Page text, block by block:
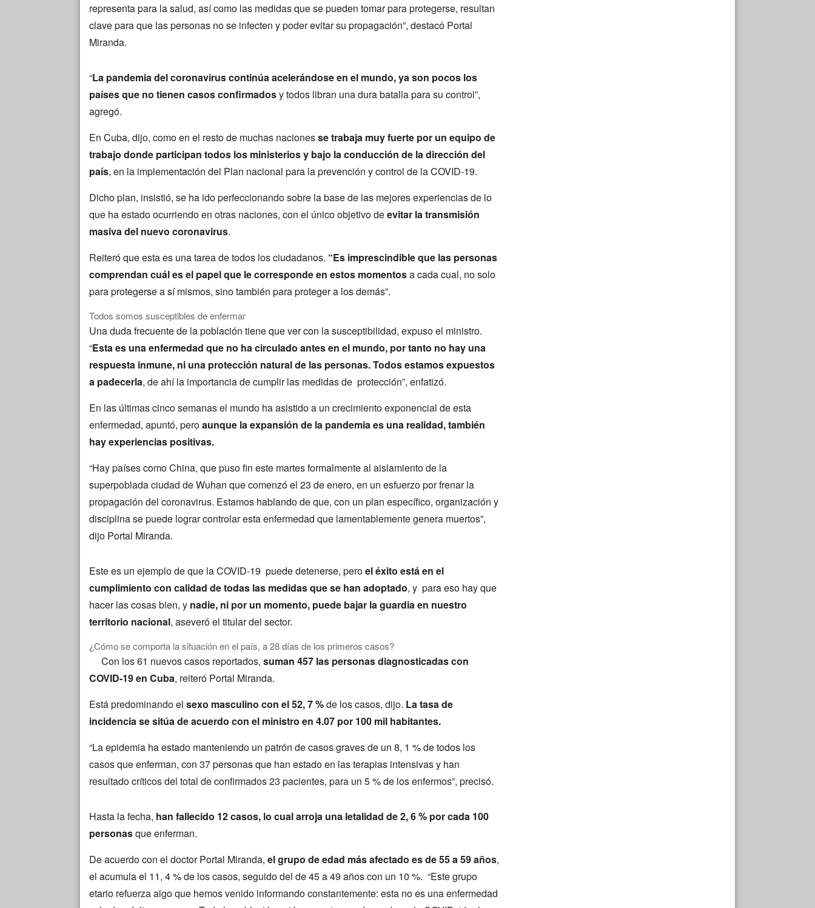
representa para la salud, así como las medidas que se pueden tomar para protegerse, resultan
clave para que las personas no se infecten y poder evitar su propagación”, destacó Portal
Miranda.
“La pandemia del coronavirus continúa acelerándose en el mundo, ya son pocos los
países que no tienen casos confirmadosy todos libran una dura batalla para su control”,
agregó.
En Cuba, dijo, como en el resto de muchas nacionesse trabaja muy fuerte por un equipo de
trabajo donde participan todos los ministerios y bajo la conducción de la dirección del
país, en la implementación del Plan nacional para la prevención y control de la COVID-19.
Dicho plan, insistió, se ha ido perfeccionando sobre la base de las mejores experiencias de lo
que ha estado ocurriendo en otras naciones, con el único objetivo deevitar la transmisión
masiva del nuevo coronavirus.
Reiteró que esta es una tarea de todos los ciudadanos. “Es imprescindible que las personas
comprendan cuál es el papel que le corresponde en estos momentosa cada cual, no solo
para protegerse a sí mismos, sino también para proteger a los demás”.
Todos somos susceptibles de enfermar
Una duda frecuente de la población tiene que ver con la susceptibilidad, expuso el ministro.
“Esta es una enfermedad que no ha circulado antes en el mundo, por tanto no hay una
respuesta inmune, ni una protección natural de las personas. Todos estamos expuestos
a padecerla, de ahí la importancia de cumplir las medidas de protección”, enfatizó.
En las últimas cinco semanas el mundo ha asistido a un crecimiento exponencial de esta
enfermedad, apuntó, peroaunque la expansión de la pandemia es una realidad, también
hay experiencias positivas.
“Hay países como China, que puso fin este martes formalmente al aislamiento de la
superpoblada ciudad de Wuhan que comenzó el 23 de enero, en un esfuerzo por frenar la
propagación del coronavirus. Estamos hablando de que, con un plan específico, organización y
disciplina se puede lograr controlar esta enfermedad que lamentablemente genera muertos”,
dijo Portal Miranda.
Este es un ejemplo de que la COVID-19 puede detenerse, peroel éxito está en el
cumplimiento con calidad de todas las medidas que se han adoptado, y para eso hay que
hacer las cosas bien, y nadie, ni por un momento, puede bajar la guardia en nuestro
territorio nacional, aseveró el titular del sector.
¿Cómo se comporta la situación en el país, a 28 días de los primeros casos?
Con los 61 nuevos casos reportados, suman 457 las personas diagnosticadas con
COVID-19 en Cuba, reiteró Portal Miranda.
Está predominando el sexo masculino con el 52, 7 %de los casos, dijo. La tasa de
incidencia se sitúa de acuerdo con el ministro en 4.07 por 100 mil habitantes.
“La epidemia ha estado manteniendo un patrón de casos graves de un 8, 1 % de todos los
casos que enferman, con 37 personas que han estado en las terapias intensivas y han
resultado críticos del total de confirmados 23 pacientes, para un 5 % de los enfermos”, precisó.
Hasta la fecha, han fallecido 12 casos, lo cual arroja una letalidad de 2, 6 % por cada 100
personasque enferman.
De acuerdo con el doctor Portal Miranda, el grupo de edad más afectado es de 55 a 59 años,
el acumula el 11, 4 % de los casos, seguido del de 45 a 49 años con un 10 %. “Este grupo
etario refuerza algo que hemos venido informando constantemente: esta no es una enfermedad